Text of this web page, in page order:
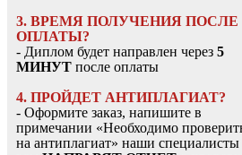
3. ВРЕМЯ ПОЛУЧЕНИЯ ПОСЛЕ
ОПЛАТЫ?
- Диплом будет направлен через 5
МИНУТ после оплаты
4. ПРОЙДЕТ АНТИПЛАГИАТ?
- Оформите заказ, напишите в
примечании «Необходимо
на антиплагиат» наши специалисты